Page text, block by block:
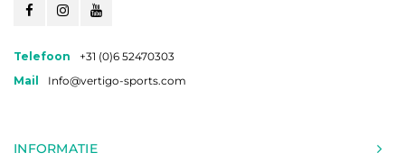
Telefoon
+31 (0)6 52470303
Mail
Info@vertigo-sports.com
INFORMATIE